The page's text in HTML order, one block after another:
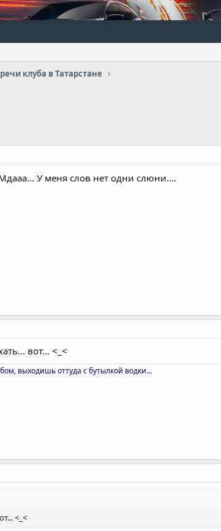
клуба в Татарстане
У меня слов нет одни слюни....
вот... <_<
выходишь оттуда с бутылкой водки...
<_<